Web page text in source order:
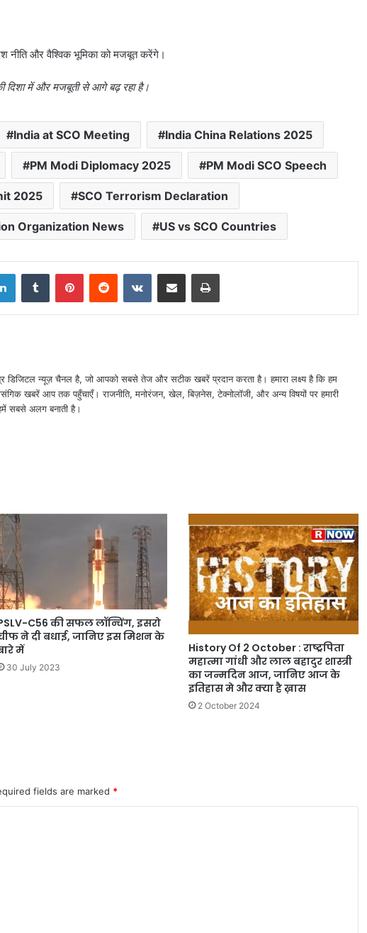
नीति और वैश्विक भूमिका को मजबूत करेंगे।
दिशा में और मजबूती से आगे बढ़ रहा है।
India at SCO Meeting India China Relations 2025
PM Modi Diplomacy 2025 PM Modi SCO Speech
2025 SCO Terrorism Declaration
Organization News US vs SCO Countries
LinkedInTumblr PinterestReddit VKontakteShare via Email Print
न्यूज़ चैनल है, जो आपको सबसे तेज और सटीक खबरें प्रदान करता है। हमारा लक्ष्य है कि हम
खबरें आप तक पहुँचाएँ। राजनीति, मनोरंजन, खेल, बिज़नेस, टेक्नोलॉजी, और अन्य विषयों पर हमारी
हमें सबसे अलग बनाती है।
C56 की सफल लॉन्चिंग, इसरो
ने दी बधाई, जानिए इस मिशन के
में
30 July 2023
History Of 2 October : राष्ट्रपिता
महात्मा गांधी और लाल बहादुर शास्त्री
का जन्मदिन आज, जानिए आज के
इतिहास मे और क्या है ख़ास
2 October 2024
fields are marked *